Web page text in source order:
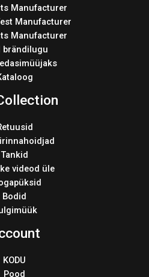
Manufacturer
Manufacturer
Manufacturer
brändilugu
Tankid
videod üle
Bodid
KODU
Pood